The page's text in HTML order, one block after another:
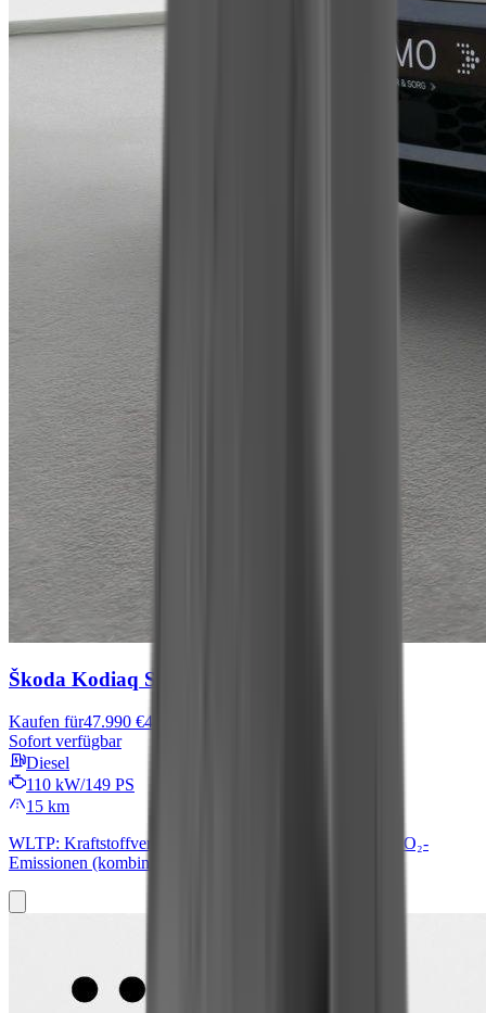
Škoda Kodiaq Selection
Kaufen für47.990 €49.490 €
Sofort verfügbar
Diesel
110 kW/149 PS
15 km
WLTP: Kraftstoffverbrauch (kombiniert): 5,4 l/100 km; CO₂-
Emissionen (kombiniert): 140 g/km; CO₂-Klasse: E.